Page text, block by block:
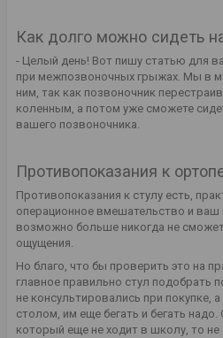
Как долго можно сидеть
- Целый день! Вот пишу статью для
при межпозвоночных грыжах. Мы в
ним, так как позвоночник
коленным, а потом уже сможете
вашего позвоночника.
Противопоказания к
Противопоказания к стулу есть,
операционное вмешательство и ваш
возможно больше никогда не
ощущения.
Но благо, что бы проверить это на
главное правильно стул подобрать
не консультировались при покупке,
столом, им еще бегать и бегать
который еще не ходит в школу, то не